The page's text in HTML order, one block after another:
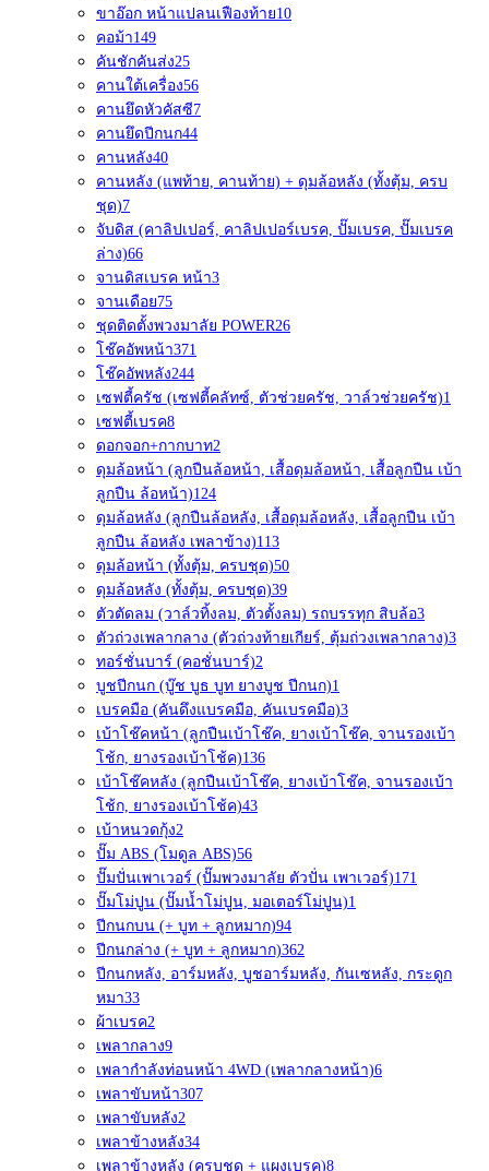
ขาอ๊อก หน้าแปลนเฟืองท้าย10
คอม้า149
คันชักคันส่ง25
คานใต้เครื่อง56
คานยึดหัวคัสซี7
คานยึดปีกนก44
คานหลัง40
คานหลัง (แพท้าย, คานท้าย) + ดุมล้อหลัง (ทั้งตุ้ม, ครบ
ชุด)7
จับดิส (คาลิปเปอร์, คาลิปเปอร์เบรค, ปั๊มเบรค, ปั๊มเบรค
ล่าง)66
จานดิสเบรค หน้า3
จานเดือย75
ชุดติดตั้งพวงมาลัย POWER26
โช๊คอัพหน้า371
โช๊คอัพหลัง244
เซฟตี้ครัช (เซฟตี้คลัทซ์, ตัวช่วยครัช, วาล์วช่วยครัช)1
เซฟตี้เบรค8
ดอกจอก+กากบาท2
ดุมล้อหน้า (ลูกปืนล้อหน้า, เสื้อดุมล้อหน้า, เสื้อลูกปืน เบ้า
ลูกปืน ล้อหน้า)124
ดุมล้อหลัง (ลูกปืนล้อหลัง, เสื้อดุมล้อหลัง, เสื้อลูกปืน เบ้า
ลูกปืน ล้อหลัง เพลาข้าง)113
ดุมล้อหน้า (ทั้งตุ้ม, ครบชุด)50
ดุมล้อหลัง (ทั้งตุ้ม, ครบชุด)39
ตัวตัดลม (วาล์วทิ้งลม, ตัวตั้งลม) รถบรรทุก สิบล้อ3
ตัวถ่วงเพลากลาง (ตัวถ่วงท้ายเกียร์, ตุ้มถ่วงเพลากลาง)3
ทอร์ชั่นบาร์ (คอชั่นบาร์)2
บูชปีกนก (บู๊ช บูธ บูท ยางบูช ปีกนก)1
เบรคมือ (คันดึงแบรคมือ, คันเบรคมือ)3
เบ้าโช๊คหน้า (ลูกปืนเบ้าโช๊ค, ยางเบ้าโช๊ค, จานรองเบ้า
โช้ก, ยางรองเบ้าโช้ค)136
เบ้าโช๊คหลัง (ลูกปืนเบ้าโช๊ค, ยางเบ้าโช๊ค, จานรองเบ้า
โช้ก, ยางรองเบ้าโช้ค)43
เบ้าหนวดกุ้ง2
ปั๊ม ABS (โมดูล ABS)56
ปั๊มปั่นเพาเวอร์ (ปั๊มพวงมาลัย ตัวปั่น เพาเวอร์)171
ปั๊มโม่ปูน (ปั๊มน้ำโม่ปูน, มอเตอร์โม่ปูน)1
ปีกนกบน (+ บูท + ลูกหมาก)94
ปีกนกล่าง (+ บูท + ลูกหมาก)362
ปีกนกหลัง, อาร์มหลัง, บูชอาร์มหลัง, กันเซหลัง, กระดูก
หมา33
ผ้าเบรค2
เพลากลาง9
เพลากำลังท่อนหน้า 4WD (เพลากลางหน้า)6
เพลาขับหน้า307
เพลาขับหลัง2
เพลาข้างหลัง34
เพลาข้างหลัง (ครบชุด + แผงเบรค)8